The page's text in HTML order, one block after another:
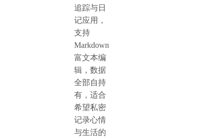
追踪与日
记应用，
支持
Markdown
富文本编
辑，数据
全部自持
有，适合
希望私密
记录心情
与生活的